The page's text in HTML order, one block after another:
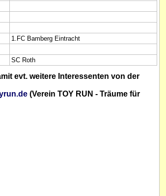
1.FC Bamberg Eintracht
SC Roth
evt. weitere Interessenten von der
(Verein TOY RUN - Träume für